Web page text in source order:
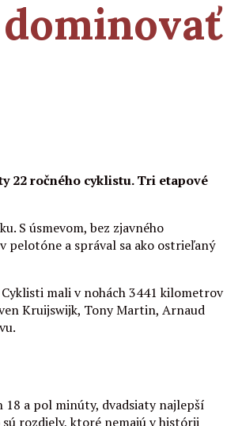
22 ročného cyklistu. Tri etapové
S úsmevom, bez zjavného
pelotóne a správal sa ako ostrieľaný
mali v nohách 3441 kilometrov
Kruijswijk, Tony Martin, Arnaud
18 a pol minúty, dvadsiaty najlepší
rozdiely, ktoré nemajú v histórii